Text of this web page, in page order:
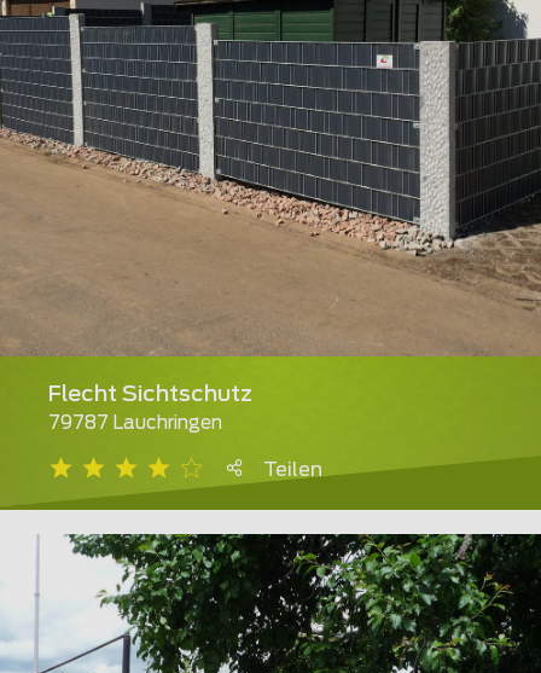
Flecht Sichtschutz
79787 Lauchringen
Teilen